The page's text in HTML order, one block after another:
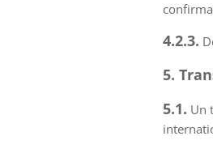
4.2.3.
5.
5.1. Un